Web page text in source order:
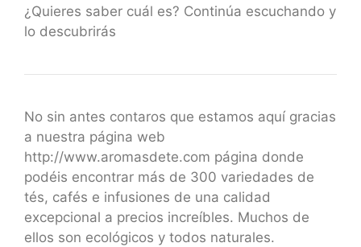
¿Quieres saber cuál es? Continúa escuchando y
lo descubrirás
No sin antes contaros que estamos aquí gracias
a nuestra página web
http://www.aromasdete.com página donde
podéis encontrar más de 300 variedades de
tés, cafés e infusiones de una calidad
excepcional a precios increíbles. Muchos de
ellos son ecológicos y todos naturales.